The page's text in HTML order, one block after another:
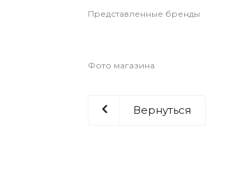
Представленные бренды
Фото магазина
Вернуться